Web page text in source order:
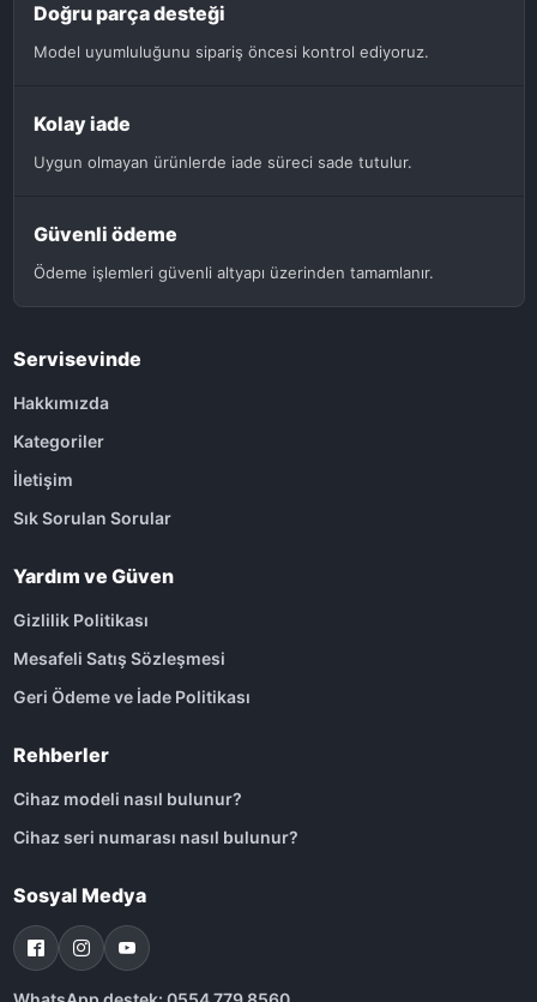
Doğru parça desteği
Model uyumluluğunu sipariş öncesi kontrol ediyoruz.
Kolay iade
Uygun olmayan ürünlerde iade süreci sade tutulur.
Güvenli ödeme
Ödeme işlemleri güvenli altyapı üzerinden tamamlanır.
Servisevinde
Hakkımızda
Kategoriler
İletişim
Sık Sorulan Sorular
Yardım ve Güven
Gizlilik Politikası
Mesafeli Satış Sözleşmesi
Geri Ödeme ve İade Politikası
Rehberler
Cihaz modeli nasıl bulunur?
Cihaz seri numarası nasıl bulunur?
Sosyal Medya